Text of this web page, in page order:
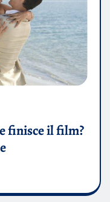
finisce il film?